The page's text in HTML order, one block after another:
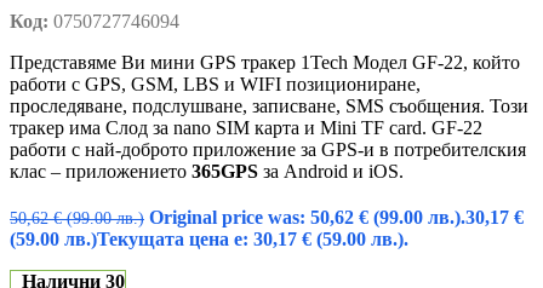
Код: 0750727746094
Представяме Ви мини GPS тракер 1Tech Модел GF-22, който
работи с GPS, GSM, LBS и WIFI позициониране,
проследяване, подслушване, записване, SMS съобщения. Този
тракер има Слод за nano SIM карта и Mini TF card. GF-22
работи с най-доброто приложение за GPS-и в потребителския
клас – приложението 365GPS за Android и iOS.
50,62€ (99.00 лв.) Original price was: 50,62 € (99.00 лв.).30,17 €
(59.00 лв.)Текущата цена е: 30,17 € (59.00 лв.).
Налични 30